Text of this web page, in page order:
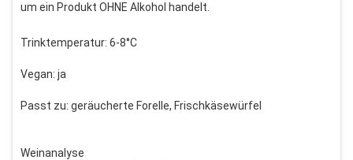
um ein Produkt OHNE Alkohol handelt.
Trinktemperatur: 6-8°C
Vegan: ja
Passt zu: geräucherte Forelle, Frischkäsewürfel
Weinanalyse